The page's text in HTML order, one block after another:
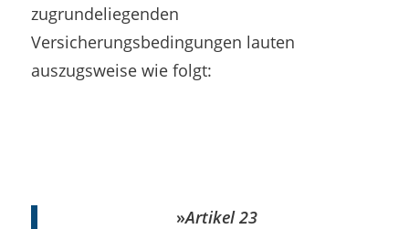
zugrundeliegenden
Versicherungsbedingungen lauten
auszugsweise wie folgt:
»Artikel 23